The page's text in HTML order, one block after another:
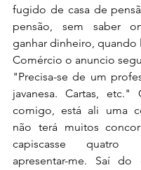
fugido de casa de
pensão, sem saber
ganhar dinheiro, quando
Comércio o anuncio
"Precisa-se de um
javanesa. Cartas, etc."
comigo, está ali uma
não terá muitos
capiscasse quatro
apresentar-me. Saí